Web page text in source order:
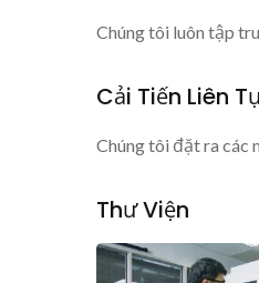
Chúng tôi luôn tập
Cải Tiến Liên
Chúng tôi đặt ra các
Thư Viện